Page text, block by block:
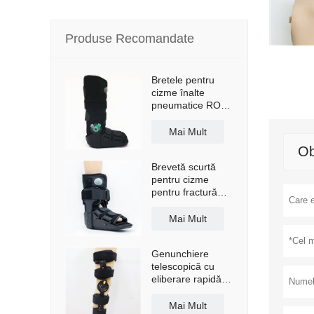
Produse Recomandate
Bretele pentru
cizme înalte
pneumatice ROM
anti-alunecare
Mai Mult
Brevetă scurtă
pentru cizme
pentru fractură
Mai Mult
Genunchiere
telescopică cu
eliberare rapidă,
umărMai Mult